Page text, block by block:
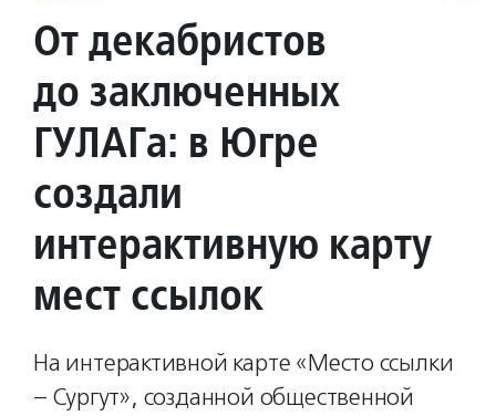
От декабристов
до заключенных
ГУЛАГа: в Югре
создали
интерактивную карту
мест ссылок
На интерактивной карте «Место ссылки
– Сургут», созданной общественной